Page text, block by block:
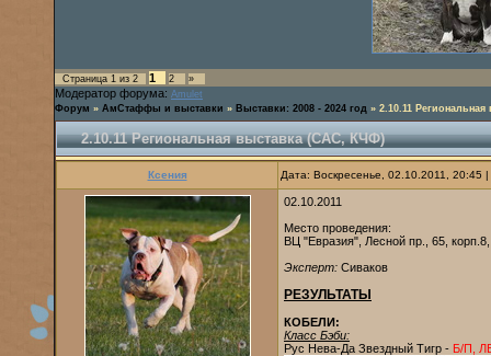
Страница 1 из 2 1 2 »
Модератор форума: Amulet
Форум » АмСтаффы и выставки » Выставки: 2008 - 2024 год » 2.10.11
2.10.11 Региональная выставка (САС, КЧФ)
Ксения Дата: Воскресенье, 02.10.2011,
02.10.2011
Место проведения:
ВЦ "Евразия", Лесной пр., 65,
Эксперт: Сиваков
РЕЗУЛЬТАТЫ
КОБЕЛИ:
Класс Бэби:
Рус Нева-Да Звездный Тигр - Б/П,